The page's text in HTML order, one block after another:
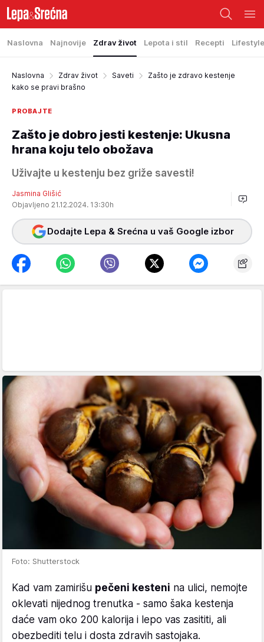
Naslovna Najnovije Zdrav život Lepota i stil Recepti Lifestyle
Naslovna Zdrav život Saveti
Zašto je zdravo kestenje
kako se pravi brašno
PROBAJTE
Zašto je dobro jesti kestenje: Ukusna
hrana koju telo obožava
Uživajte u kestenju bez griže savesti!
Jasmina Glišić
Objavljeno 21.12.2024. 13:30h
Dodajte Lepa & Srećna u vaš Google izbor
Foto: Shutterstock
Kad vam zamirišu pečeni kesteni na ulici, nemojte
oklevati nijednog trenutka - samo šaka kestenja
daće vam oko 200 kalorija i lepo vas zasititi, ali
obezbediti telu i dosta zdravih sastojaka.